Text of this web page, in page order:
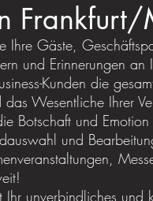
Ihre Gäste,
und Erinnerungen an
Kunden die
Wesentliche Ihrer
Botschaft und
und
Ihr unverbindliches und